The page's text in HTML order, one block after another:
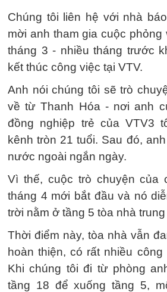
Chúng tôi liên hệ với nhà
mời anh tham gia cuộc phỏng
tháng 3 - nhiều tháng trước
kết thúc công việc tại VTV.
Anh nói chúng tôi sẽ trò
về từ Thanh Hóa - nơi anh
đồng nghiệp trẻ của VTV3
kênh tròn 21 tuổi. Sau đó,
nước ngoài ngắn ngày.
Vì thế, cuộc trò chuyện của
tháng 4 mới bắt đầu và nó
trời nằm ở tầng 5 tòa nhà
Thời điểm này, tòa nhà vẫn
hoàn thiện, có rất nhiều
Khi chúng tôi đi từ phòng
tầng 18 để xuống tầng 5,